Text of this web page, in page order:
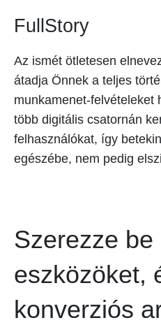
FullStory
Az ismét ötletesen
átadja Önnek a teljes
munkamenet-felvételeket
több digitális csatornán
felhasználókat, így
egészébe, nem pedig
Szerezze
eszközöket,
konverziós